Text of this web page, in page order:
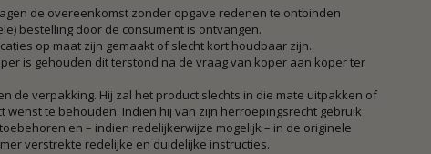
de overeenkomst zonder opgave redenen te ontbinden
bestelling door de consument is ontvangen.
op maat zijn gemaakt of slecht kort houdbaar zijn.
is gehouden dit terstond na de vraag van koper aan koper ter
de verpakking. Hij zal het product slechts in die mate uitpakken of
te behouden. Indien hij van zijn herroepingsrecht gebruik
en – indien redelijkerwijze mogelijk – in de originele
verstrekte redelijke en duidelijke instructies.